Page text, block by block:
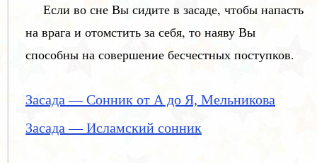
Если во сне Вы сидите в засаде, чтобы напасть
на врага и отомстить за себя, то наяву Вы
способны на совершение бесчестных поступков.
Засада — Сонник от А до Я, Мельникова
Засада — Исламский сонник